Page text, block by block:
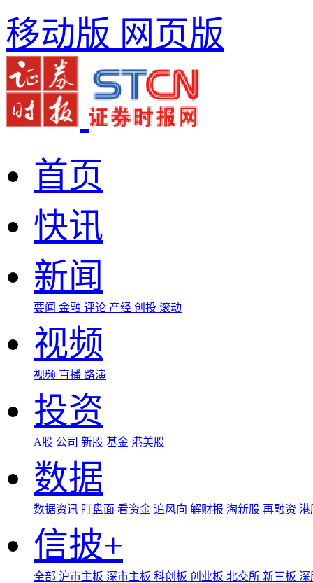
移动版 网页版
首页
快讯
新闻
要闻 金融 评论 产经 创投 滚动
视频
视频 直播 路演
投资
A股 公司 新股 基金 港美股
数据
数据资讯 盯盘面 看资金 追风向 解财报 淘新股 再融资
信披+
全部 沪市主板 深市主板 科创板 创业板 北交所 新三板